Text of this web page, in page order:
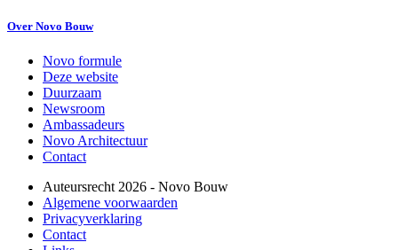
Over Novo Bouw
Novo formule
Deze website
Duurzaam
Newsroom
Ambassadeurs
Novo Architectuur
Contact
Auteursrecht 2026 - Novo Bouw
Algemene voorwaarden
Privacyverklaring
Contact